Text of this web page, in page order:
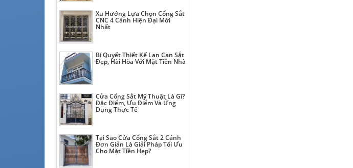
Xu Hướng Lựa Chọn Cổng Sắt
CNC 4 Cánh Hiện Đại Mới
Nhất
Bí Quyết Thiết Kế Lan Can Sắt
Đẹp, Hài Hòa Với Mặt Tiền Nhà
Cửa Cổng Sắt Mỹ Thuật Là Gì?
Đặc Điểm, Ưu Điểm Và Ứng
Dụng Thực Tế
Tại Sao Cửa Cổng Sắt 2 Cánh
Đơn Giản Là Giải Pháp Tối Ưu
Cho Mặt Tiền Hẹp?